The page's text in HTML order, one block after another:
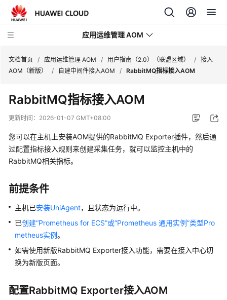
应用运维管理 AOM
新
动
产
品
绍
计
说
明
快
入
门
文档首页 / 应用运维管理 AOM / 用户指南（2.0）（联盟区域） / 接入
AOM（新版）
/ 自建中间件接入AOM / RabbitMQ指标接入AOM
RabbitMQ指标接入AOM
更新时间： 2026-01-07 GMT+08:00
您可以在主机上安装AOM提供的RabbitMQ Exporter插件，然后通
过配置指标接入规则来创建采集任务，就可以监控主机中的
RabbitMQ相关指标。
前提条件
主机已安装UniAgent，且状态为运行中。
已创建“Prometheus for ECS”或“Prometheus 通用实例”类型Pro
metheus实例。
如需使用新版RabbitMQ Exporter接入功能，需要在接入中心切
换为新版页面。
配置RabbitMQ Exporter接入AOM